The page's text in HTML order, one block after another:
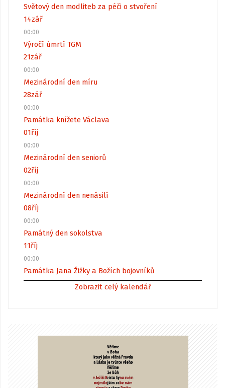
Světový den modliteb za péči o stvoření
14zář
00:00
Výročí úmrtí TGM
21zář
00:00
Mezinárodní den míru
28zář
00:00
Památka knížete Václava
01říj
00:00
Mezinárodní den seniorů
02říj
00:00
Mezinárodní den nenásilí
08říj
00:00
Památný den sokolstva
11říj
00:00
Památka Jana Žižky a Božích bojovníků
Zobrazit celý kalendář